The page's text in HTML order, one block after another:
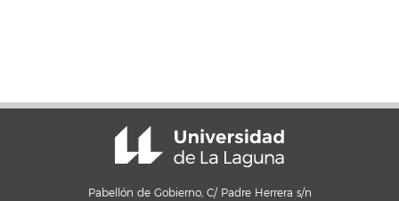
Pabellón de Gobierno, C/ Padre Herrera s/n